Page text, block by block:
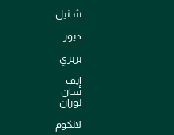
شانيل
ديور
بربري
إيف
سان
لوران
لانكوم